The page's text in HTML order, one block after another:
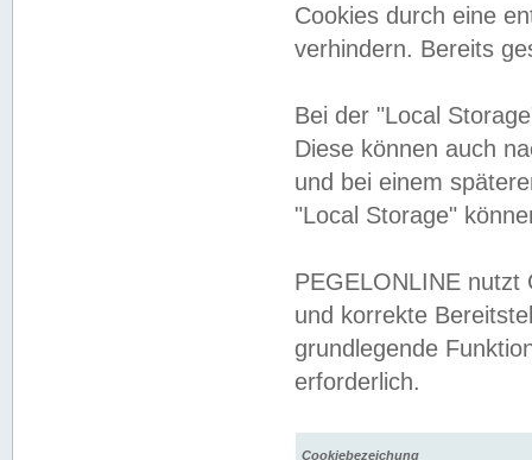
Cookies durch eine
verhindern. Bereits
Bei der "Local
Diese können auch
und bei einem
"Local Storage"
PEGELONLINE nutzt
und korrekte
grundlegende
erforderlich.
Cookiebezeichung